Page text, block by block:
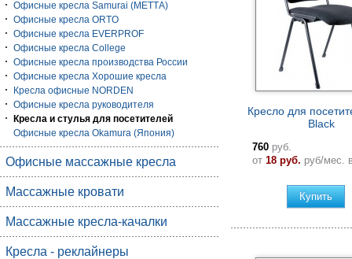
Офисные кресла Samurai (МЕТТА)
Офисные кресла ORTO
Офисные кресла EVERPROF
Офисные кресла College
Офисные кресла производства России
Офисные кресла Хорошие кресла
Кресла офисные NORDEN
Офисные кресла руководителя
Кресла и стулья для посетителей
Офисные кресла Okamura (Япония)
Офисные массажные кресла
Массажные кровати
Массажные кресла-качалки
Кресла - реклайнеры
Кресло для
Black
760 руб.
от 18 руб. руб/мес.
Купить